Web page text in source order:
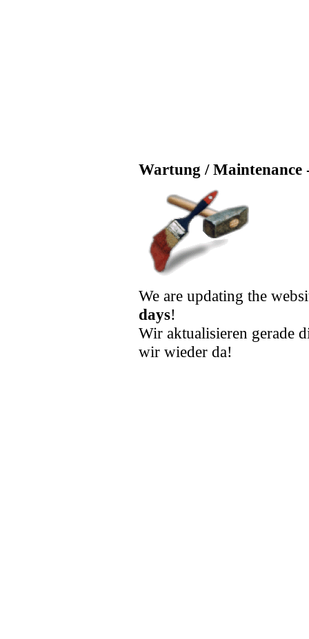
Wartung / Maintenance
We are updating the
days!
Wir aktualisieren gerade
wir wieder da!